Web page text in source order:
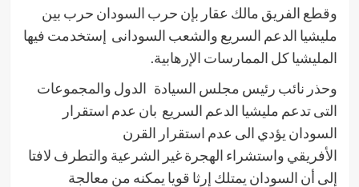
وقطع الفريق مالك عقار بإن حرب السودان حرب بين
مليشيا الدعم السريع والشعب السودانى إستخدمت فيها
المليشيا كل الممارسات الإرهابية.
وحذر نائب رئيس مجلس السيادة الدول والمجموعات
التى تدعم مليشيا الدعم السريع بان عدم استقرار
السودان يؤدي الى عدم استقرار القرن
الأفريقي واستشراء الهجرة غير الشرعية والتطرف لافتا
إلى أن السودان يمتلك إرثا قويا يمكنه من معالجة